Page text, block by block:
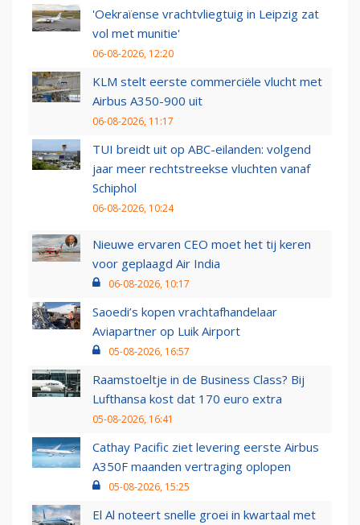
'Oekraïense vrachtvliegtuig in Leipzig zat
vol met munitie'
06-08-2026, 12:20
KLM stelt eerste commerciële vlucht met
Airbus A350-900 uit
06-08-2026, 11:17
TUI breidt uit op ABC-eilanden: volgend
jaar meer rechtstreekse vluchten vanaf
Schiphol
06-08-2026, 10:24
Nieuwe ervaren CEO moet het tij keren
voor geplaagd Air India
06-08-2026, 10:17
Saoedi’s kopen vrachtafhandelaar
Aviapartner op Luik Airport
05-08-2026, 16:57
Raamstoeltje in de Business Class? Bij
Lufthansa kost dat 170 euro extra
05-08-2026, 16:41
Cathay Pacific ziet levering eerste Airbus
A350F maanden vertraging oplopen
05-08-2026, 15:25
El Al noteert snelle groei in kwartaal met